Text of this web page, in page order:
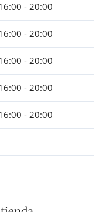
- 20:00
- 20:00
- 20:00
- 20:00
- 20:00